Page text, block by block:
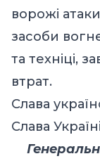
ворожі
засоби
та техніці,
втрат.
Слава
Слава